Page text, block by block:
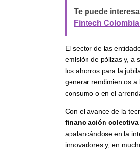
Te puede
Fintech
El sector de las
emisión de pólizas y, a
los ahorros para la
generar rendimientos
consumo o en el
Con el avance de la
financiación
apalancándose en la
innovadores y, en